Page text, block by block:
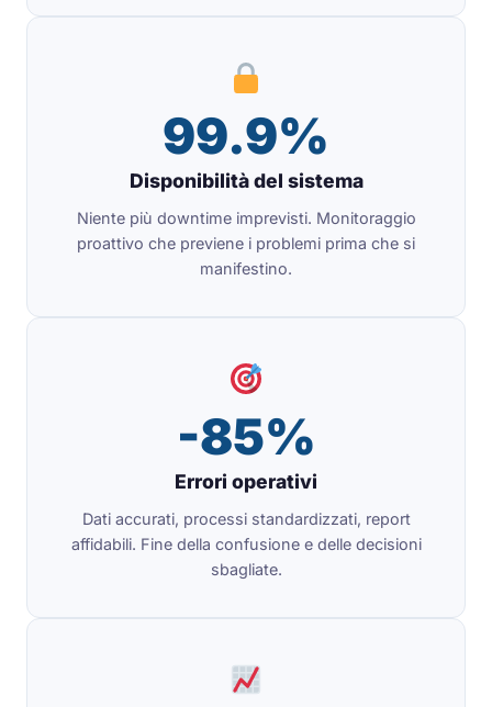
99.9%
Disponibilità del sistema
Niente più downtime imprevisti. Monitoraggio
proattivo che previene i problemi prima che si
manifestino.
-85%
Errori operativi
Dati accurati, processi standardizzati, report
affidabili. Fine della confusione e delle decisioni
sbagliate.